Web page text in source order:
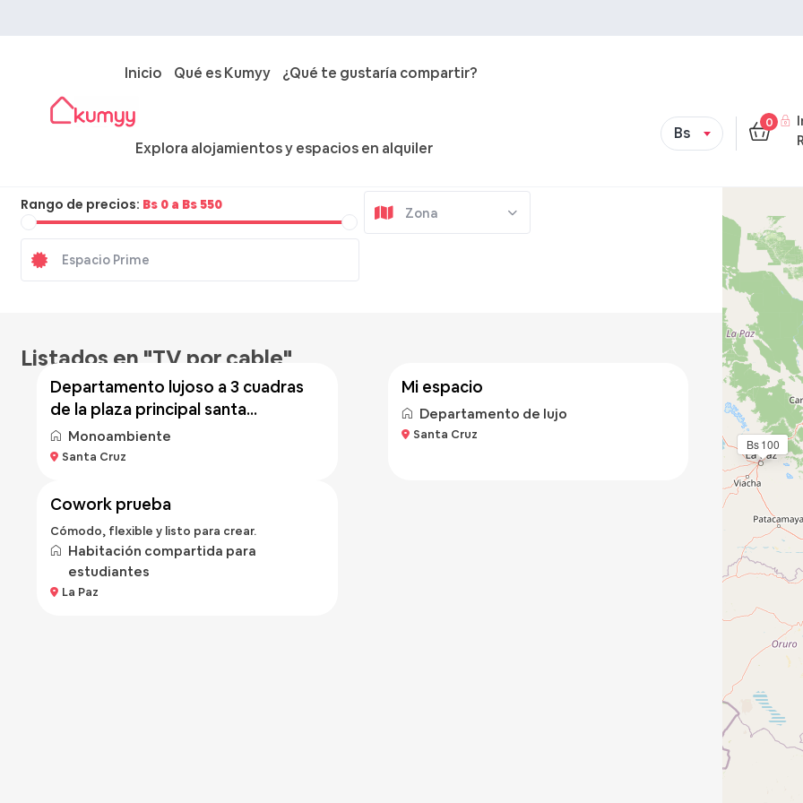
Bs
0
Inicio Qué es Kumyy ¿Qué te gustaría compartir?
Explora alojamientos y espacios en alquiler
Bs 100
Rango de precios: Bs 0 a Bs 550
Zona
Listados en "TV por cable"
departamento lujoso a 3 cuadras
de la plaza principal santa...
Monoambiente
Santa Cruz
mi espacio
Departamento de lujo
Santa Cruz
Bs 100/hora
cowork prueba
Cómodo, flexible y listo para crear.
Habitación compartida para
estudiantes
La Paz